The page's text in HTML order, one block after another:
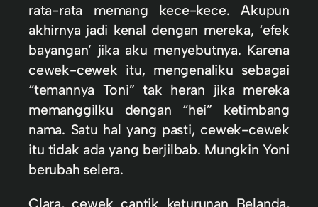
rata-rata memang kece-kece. Akupun
akhirnya jadi kenal dengan mereka, ‘efek
bayangan’ jika aku menyebutnya. Karena
cewek-cewek itu, mengenaliku sebagai
“temannya Toni” tak heran jika mereka
memanggilku dengan “hei” ketimbang
nama. Satu hal yang pasti, cewek-cewek
itu tidak ada yang berjilbab. Mungkin Yoni
berubah selera.
Clara, cewek cantik keturunan Belanda,